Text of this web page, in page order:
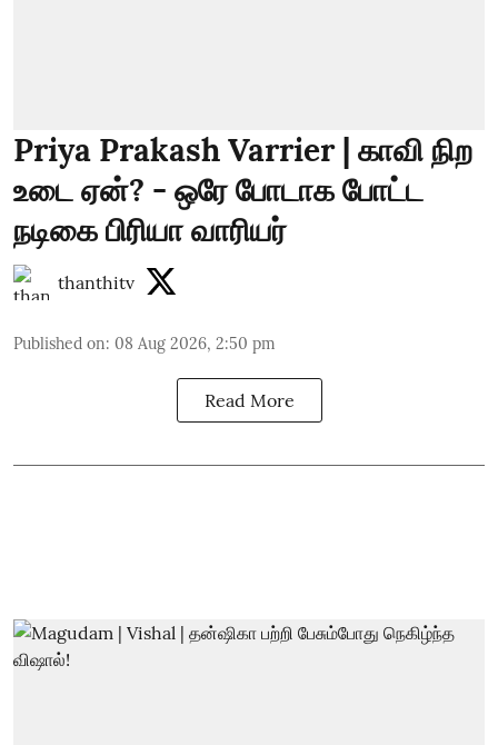
Priya Prakash Varrier | காவி நிற
உடை ஏன்? - ஒரே போடாக போட்ட
நடிகை பிரியா வாரியர்
thanthitv
Published on: 08 Aug 2026, 2:50 pm
Read More